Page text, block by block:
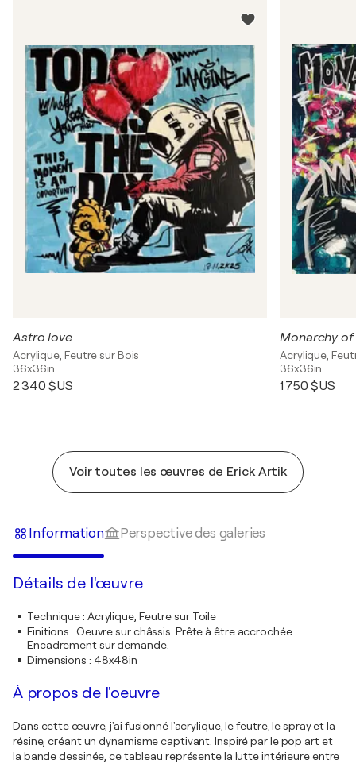
Astro love
Acrylique, Feutre sur Bois
36x36in
2 340 $US
Monarchy of
Acrylique,
36x36in
1 750 $US
Voir toutes les œuvres de Erick Artik
Information Perspective des galeries
Détails de l'œuvre
Technique: Acrylique, Feutre sur Toile
Finitions : Oeuvre sur châssis. Prête à être accrochée.
Encadrement sur demande.
Dimensions : 48x48in
À propos de l'oeuvre
Dans cette œuvre, j'ai fusionné l'acrylique, le feutre, le spray et la
résine, créant un dynamisme captivant. Inspiré par le pop art et
la bande dessinée, ce tableau représente la lutte intérieure entre